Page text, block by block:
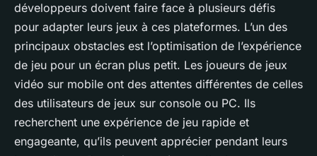
développeurs doivent faire face à plusieurs défis
pour adapter leurs jeux à ces plateformes. L’un des
principaux obstacles est l’optimisation de l’expérience
de jeu pour un écran plus petit. Les joueurs de jeux
vidéo sur mobile ont des attentes différentes de celles
des utilisateurs de jeux sur console ou PC. Ils
recherchent une expérience de jeu rapide et
engageante, qu’ils peuvent apprécier pendant leurs